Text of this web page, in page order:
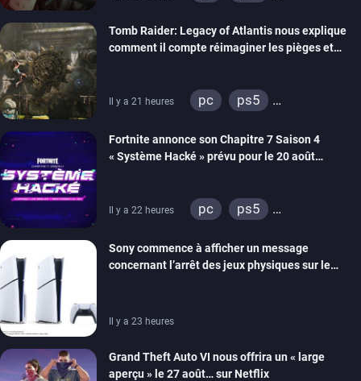
Tomb Raider: Legacy of Atlantis nous explique
comment il compte réimaginer les pièges et
Il y a 21 heures pc
ps5
Fortnite annonce son Chapitre 7 Saison 4
« Système Hacké » prévu pour le 20 août
Il y a 22 heures pc
ps5
ios
android
xbox one
switch 2
Sony commence à afficher un message
concernant l’arrêt des jeux physiques sur le
Il y a 23 heures
Grand Theft Auto VI nous offrira un « large
aperçu » le 27 août… sur Netflix